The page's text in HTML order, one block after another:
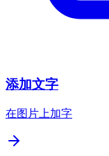
添加文字
在图片上加字